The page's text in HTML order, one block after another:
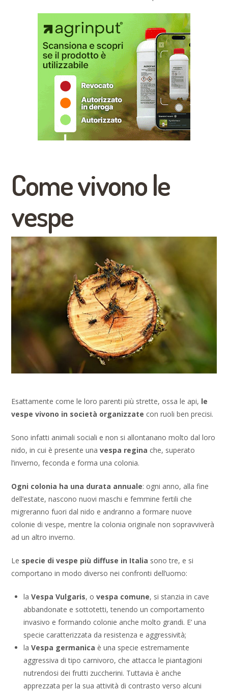
Come vivono le
vespe
Esattamente come le loro parenti più strette, ossa le api, le
vespe vivono in società organizzate con ruoli ben precisi.
Sono infatti animali sociali e non si allontanano molto dal loro
nido, in cui è presente una vespa regina che, superato
l’inverno, feconda e forma una colonia.
Ogni colonia ha una durata annuale: ogni anno, alla fine
dell’estate, nascono nuovi maschi e femmine fertili che
migreranno fuori dal nido e andranno a formare nuove
colonie di vespe, mentre la colonia originale non sopravviverà
ad un altro inverno.
Le specie di vespe più diffuse in Italia sono tre, e si
comportano in modo diverso nei confronti dell’uomo:
la Vespa Vulgaris, o vespa comune, si stanzia in cave
abbandonate e sottotetti, tenendo un comportamento
invasivo e formando colonie anche molto grandi. E’ una
specie caratterizzata da resistenza e aggressività;
la Vespa germanica è una specie estremamente
aggressiva di tipo carnivoro, che attacca le piantagioni
nutrendosi dei frutti zuccherini. Tuttavia è anche
apprezzata per la sua attività di contrasto verso alcuni